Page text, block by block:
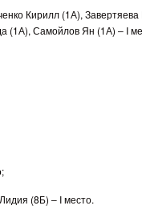
Кирилл (1А),
(1А), Самойлов Ян (1А) – I
(8Б) – I место.